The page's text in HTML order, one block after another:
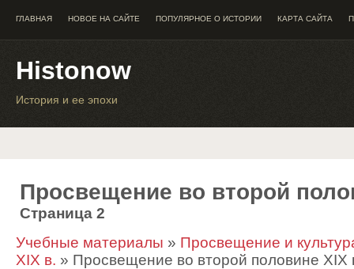
ГЛАВНАЯ НОВОЕ НА САЙТЕ ПОПУЛЯРНОЕ О ИСТОРИИ КАРТА САЙТА
Histonow
История и ее эпохи
Просвещение во второй
Страница 2
Учебные материалы » Просвещение и
XIX в. » Просвещение во второй половине XIX